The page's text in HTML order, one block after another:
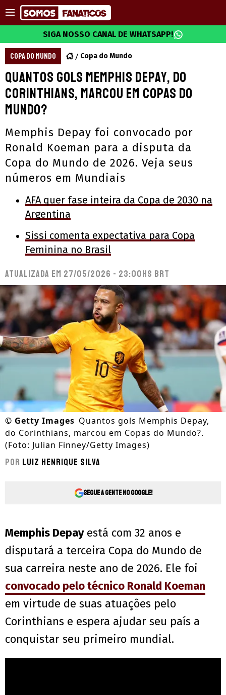
SIGA NOSSO CANAL DE WHATSAPP!
COPA DO MUNDO Copa do Mundo
Quantos gols Memphis Depay, do
Corinthians, marcou em Copas do
Mundo?
Memphis Depay foi convocado por
Ronald Koeman para a disputa da
Copa do Mundo de 2026. Veja seus
números em Mundiais
AFA quer fase inteira da Copa de 2030 na
Argentina
Sissi comenta expectativa para Copa
Feminina no Brasil
Atualizada em 27/05/2026 - 23:00hs BRT
© Getty Images Quantos gols Memphis Depay,
do Corinthians, marcou em Copas do Mundo?.
(Foto: Julian Finney/Getty Images)
Por Luiz Henrique Silva
Segue a gente no Google!
Memphis Depayestá com 32 anos e
disputará a terceira Copa do Mundo de
sua carreira neste ano de 2026. Ele foi
convocado pelo técnico Ronald Koeman
em virtude de suas atuações pelo
Corinthians e espera ajudar seu país a
conquistar seu primeiro mundial.